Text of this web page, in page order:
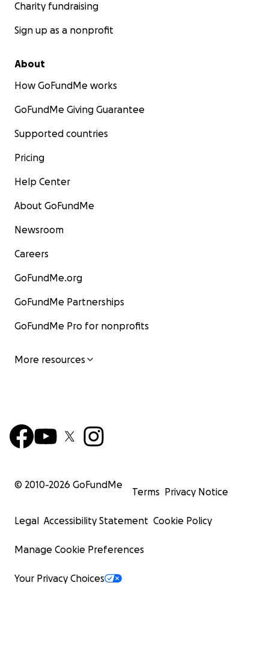
Charity fundraising
Sign up as a nonprofit
About
How GoFundMe works
GoFundMe Giving Guarantee
Supported countries
Pricing
Help Center
About GoFundMe
Newsroom
Careers
GoFundMe.org
GoFundMe Partnerships
GoFundMe Pro for nonprofits
More resources
© 2010-2026 GoFundMe
Terms Privacy Notice
Legal Accessibility Statement Cookie Policy
Manage Cookie Preferences
Your Privacy Choices